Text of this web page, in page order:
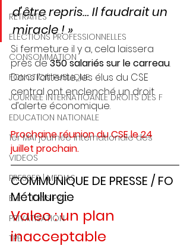
RETRAITES
ELECTIONS PROFESSIONNELLES
CONSOMMATION
FONCTION PUBLIQUE
JOURNEE INTERNATIOANLE DROITS DES F
EDUCATION NATIONALE
1er MAI journée internationale des
VIDEOS
PRESSES | MEDIAS
ELECTIONS PRO
PRIVATISATION
TPE
d’être repris… Il faudrait un
miracle ! »
Si fermeture il y a, cela laissera
près de 350 salariés sur le carreau.
Dans l’attente, les élus du CSE
central ont enclenché un droit
d’alerte économique.
Prochaine réunion du CSE le 24
juillet prochain.
COMMUNIQUE DE PRESSE / FO
Métallurgie
Valeo : un plan
inacceptable